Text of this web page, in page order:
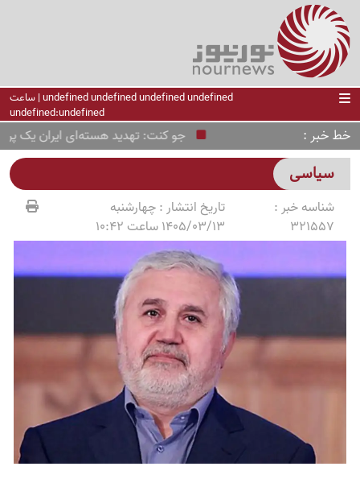
undefined undefined undefined undefined | ساعت
undefined:undefined
خط خبر جو کنت: تهدید هسته‌ای ایران یک
سیاسی
شناسه خبر :
321557
تاریخ انتشار :چهارشنبه
1405/03/13 ساعت 10:42